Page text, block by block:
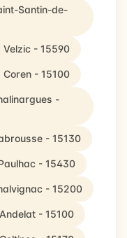
Santin-de-
Velzic - 15590
- 15100
-
- 15130
- 15430
- 15200
- 15100